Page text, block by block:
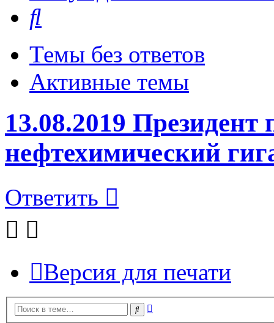
Темы без ответов
Активные темы
13.08.2019 Президент
нефтехимический
Ответить
Версия для печати
Поиск